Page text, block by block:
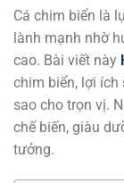
Cá chim biển là
lành mạnh nhờ
cao. Bài viết này
chim biển, lợi ích
sao cho trọn vị.
chế biến, giàu
tưởng.